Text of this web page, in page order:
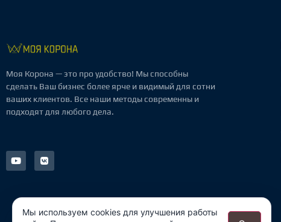
Моя Корона — это про удобство! Мы способны
сделать Ваш бизнес более ярче и видимый для сотни
ваших клиентов. Все наши методы современны и
подходят для любого дела.
Мы используем cookies для улучшения работы